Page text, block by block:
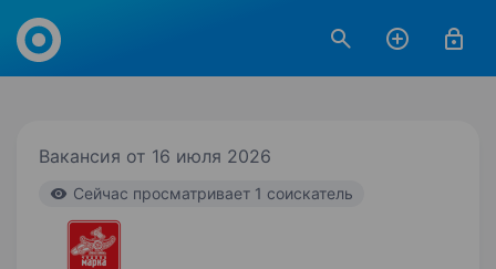
Work.ua
Вакансия от 16 июля 2026
Cейчас просматривает 1 соискатель